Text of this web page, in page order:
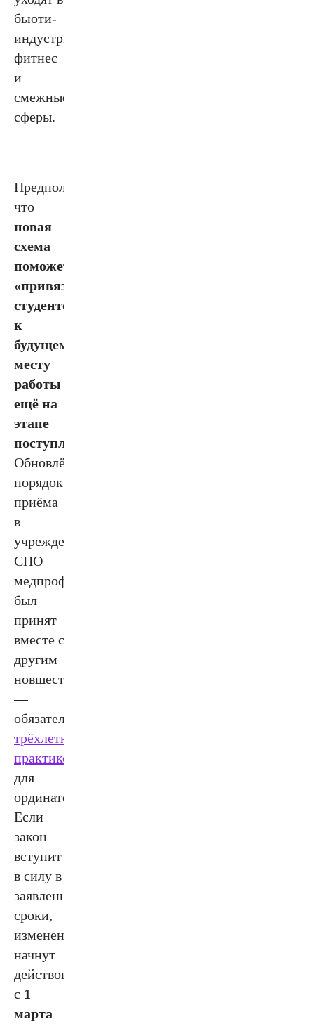
бьюти-
индустрию,
фитнес
и
смежные
сферы.
Предполагается,
что
новая
схема
поможет
«привязать»
студентов
к
будущему
месту
работы
ещё на
этапе
поступления
Обновлённый
порядок
приёма
в
учреждения
СПО
медпрофиля
был
принят
вместе с
другим
новшеством
—
обязательной
трёхлетней
практикой
для
ординаторов.
Если
закон
вступит
в силу в
заявленные
сроки,
изменения
начнут
действовать
с 1
марта